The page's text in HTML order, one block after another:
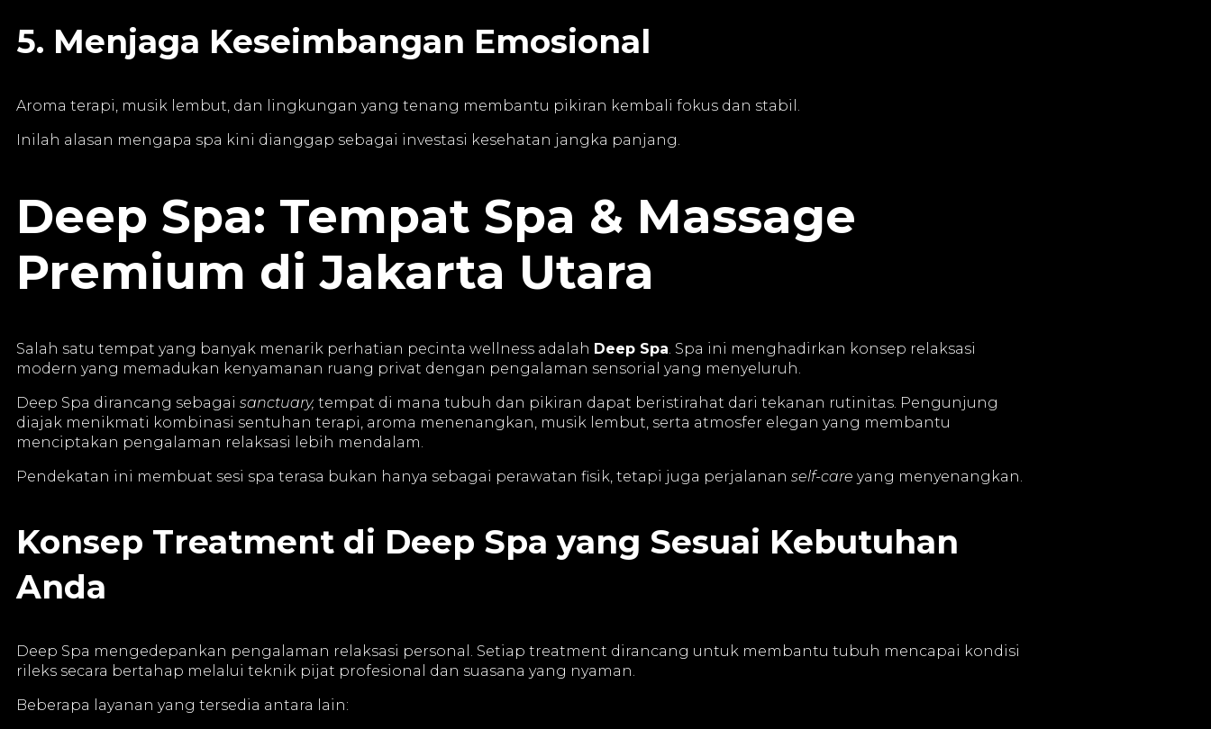
5. Menjaga Keseimbangan Emosional
Aroma terapi, musik lembut, dan lingkungan yang tenang membantu pikiran kembali fokus dan stabil.
Inilah alasan mengapa spa kini dianggap sebagai investasi kesehatan jangka panjang.
Deep Spa: Tempat Spa & Massage
Premium di Jakarta Utara
Salah satu tempat yang banyak menarik perhatian pecinta wellness adalah Deep Spa. Spa ini menghadirkan konsep relaksasi
modern yang memadukan kenyamanan ruang privat dengan pengalaman sensorial yang menyeluruh.
Deep Spa dirancang sebagai sanctuary, tempat di mana tubuh dan pikiran dapat beristirahat dari tekanan rutinitas. Pengunjung
diajak menikmati kombinasi sentuhan terapi, aroma menenangkan, musik lembut, serta atmosfer elegan yang membantu
menciptakan pengalaman relaksasi lebih mendalam.
Pendekatan ini membuat sesi spa terasa bukan hanya sebagai perawatan fisik, tetapi juga perjalanan self-care yang menyenangkan.
Konsep Treatment di Deep Spa yang Sesuai Kebutuhan
Anda
Deep Spa mengedepankan pengalaman relaksasi personal. Setiap treatment dirancang untuk membantu tubuh mencapai kondisi
rileks secara bertahap melalui teknik pijat profesional dan suasana yang nyaman.
Beberapa layanan yang tersedia antara lain: